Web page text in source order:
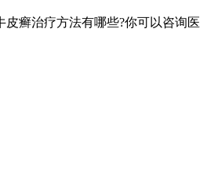
癣治疗方法有哪些?你可以咨询医